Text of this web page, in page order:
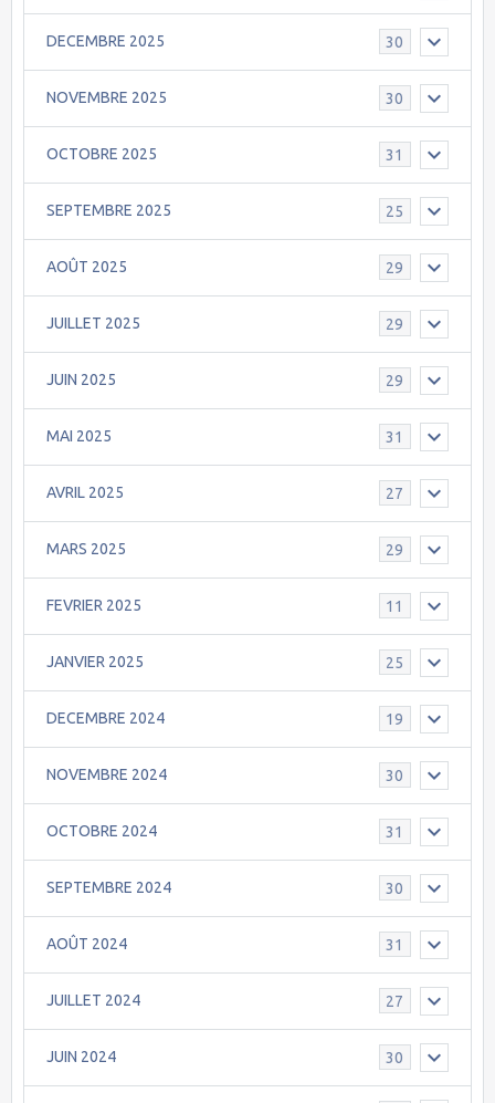
DECEMBRE 2025 30
NOVEMBRE 2025 30
OCTOBRE 2025 31
SEPTEMBRE 2025 25
AOÛT 2025 29
JUILLET 2025 29
JUIN 2025 29
MAI 2025 31
AVRIL 2025 27
MARS 2025 29
FEVRIER 2025 11
JANVIER 2025 25
DECEMBRE 2024 19
NOVEMBRE 2024 30
OCTOBRE 2024 31
SEPTEMBRE 2024 30
AOÛT 2024 31
JUILLET 2024 27
JUIN 2024 30